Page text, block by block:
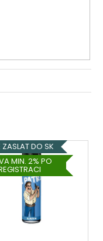
ZASLAT DO SK
MIN. 2% PO